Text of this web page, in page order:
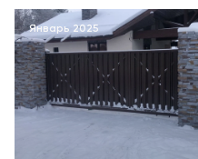
Январь 2025